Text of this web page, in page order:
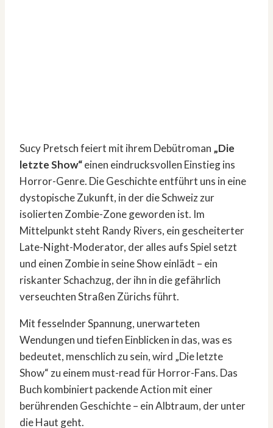
Sucy Pretsch feiert mit ihrem Debütroman „Die
letzte Show“einen eindrucksvollen Einstieg ins
Horror-Genre. Die Geschichte entführt uns in eine
dystopische Zukunft, in der die Schweiz zur
isolierten Zombie-Zone geworden ist. Im
Mittelpunkt steht Randy Rivers, ein gescheiterter
Late-Night-Moderator, der alles aufs Spiel setzt
und einen Zombie in seine Show einlädt – ein
riskanter Schachzug, der ihn in die gefährlich
verseuchten Straßen Zürichs führt.
Mit fesselnder Spannung, unerwarteten
Wendungen und tiefen Einblicken in das, was es
bedeutet, menschlich zu sein, wird „Die letzte
Show“ zu einem must-read für Horror-Fans. Das
Buch kombiniert packende Action mit einer
berührenden Geschichte – ein Albtraum, der unter
die Haut geht.